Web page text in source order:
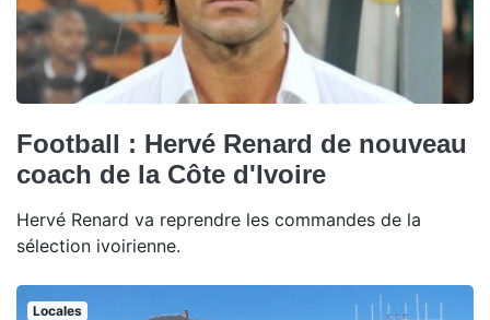
Football : Hervé Renard de nouveau
coach de la Côte d'Ivoire
Hervé Renard va reprendre les commandes de la
sélection ivoirienne.
Locales